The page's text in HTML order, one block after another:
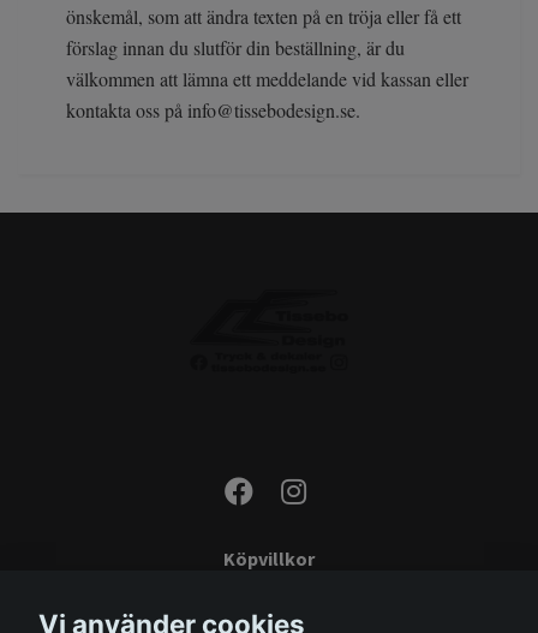
önskemål, som att ändra texten på en tröja eller få ett
förslag innan du slutför din beställning, är du
välkommen att lämna ett meddelande vid kassan eller
kontakta oss på info@tissebodesign.se.
Köpvillkor
Vi använder cookies